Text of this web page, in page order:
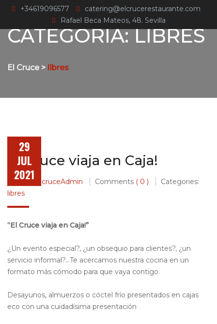
+34619096577
catering@elcrucerestaurante.com
Rafael Beca Mateos, 48. Sevilla
CATEGORÍA:LIBRES
El Cruce > libres
El Cruce viaja en Caja!
Post by ElcruceAdmin Comments ( 0 )
Categories:
libres
“El Cruce viaja en Caja!”
¿Un evento especial?, ¿un obsequio para clientes?, ¿un
servicio informal?…Te acercamos nuestra cocina en un
formato más cómodo para que vaya contigo.
Desayunos, almuerzos o cóctel frío presentados en cajas
eco con una cuidadísima presentación
29
JUL
2021